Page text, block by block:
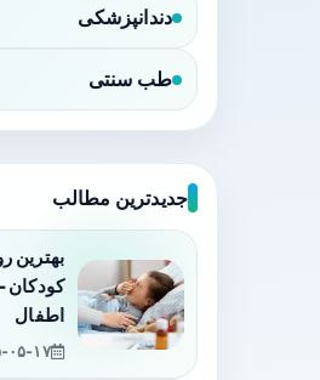
دندانپزشکی
طب سنتی
جدیدترین مطالب
بهترین
کودکان
اطفال
۱۴۰۵-